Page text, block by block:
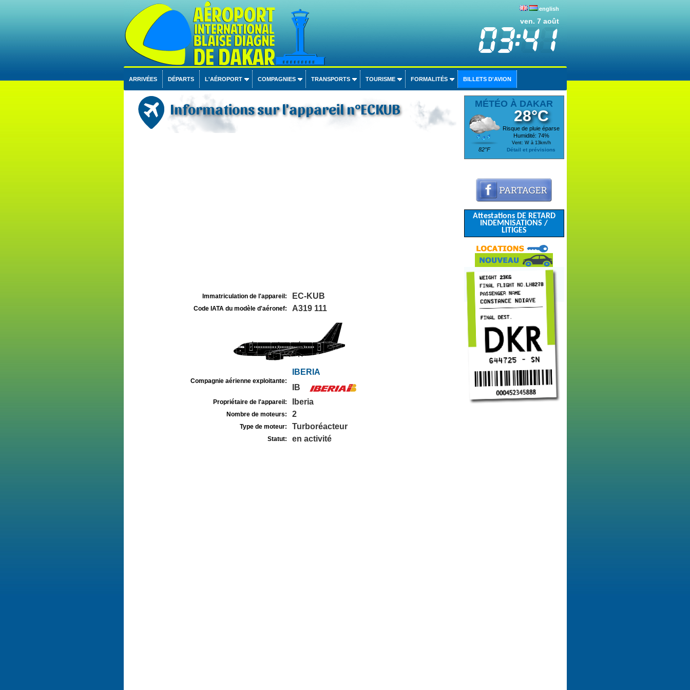
english
ven. 7 août
ARRIVÉES DÉPARTS L'AÉROPORT COMPAGNIES TRANSPORTS TOURISME FORMALITÉS BILLETS D'AVION
Informations sur l'appareil n°ECKUB
Immatriculation de l'appareil: EC-KUB
Code IATA du modèle d'aéronef: A319 111
Compagnie aérienne exploitante:
IBERIA
IB
Propriétaire de l'appareil: Iberia
Nombre de moteurs: 2
Type de moteur: Turboréacteur
Statut: en activité
MÉTÉO À DAKAR
82°F
28°C
Risque de pluie éparse
Humidité: 74%
Vent: W à 13km/h
Détail et prévisions
Attestations DE RETARD
INDEMNISATIONS /
LITIGES